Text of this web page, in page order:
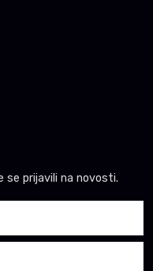
se prijavili na novosti.